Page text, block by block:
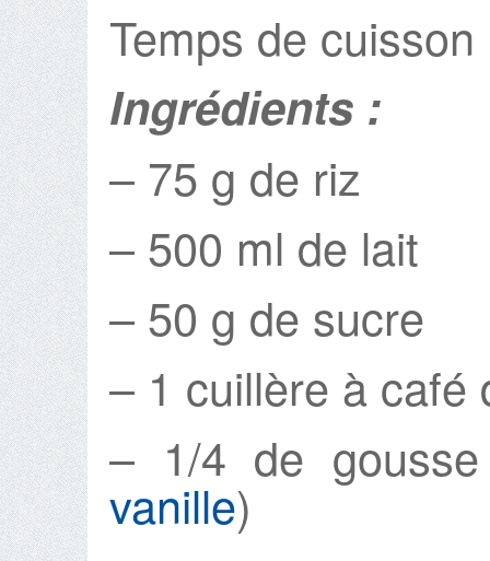
Temps de
Ingrédients :
– 75 g de riz
– 500 ml de lait
– 50 g de sucre
– 1 cuillère à café
– 1/4 de
vanille)